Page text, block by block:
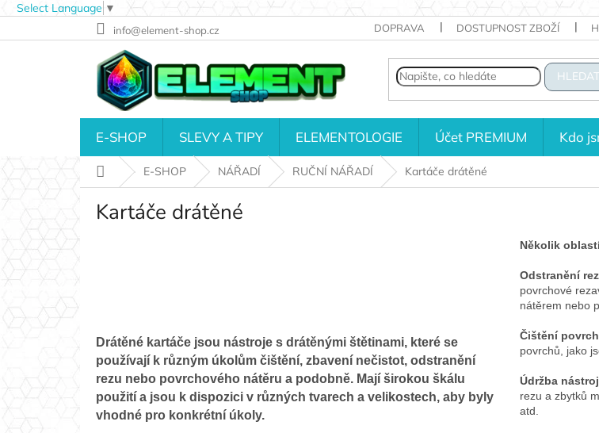
Select Language ▼
na
info@element-shop.cz DOPRAVA DOSTUPNOST ZBOŽÍ
HLEDAT
E-SHOP SLEVY A TIPY ELEMENTOLOGIE Účet PREMIUM Kdo
Domů E-SHOP NÁŘADÍ RUČNÍ NÁŘADÍ Kartáče drátěné
Kartáče drátěné
Drátěné kartáče jsou nástroje s drátěnými štětinami, které se
používají k různým úkolům čištění, zbavení nečistot, odstranění
rezu nebo povrchového nátěru a podobně. Mají širokou škálu
použití a jsou k dispozici v různých tvarech a velikostech, aby byly
vhodné pro konkrétní úkoly.
Několik
Odstranění
povrchové
nátěrem nebo
Čištění
povrchů, jako
Údržba
rezu a zbytků
atd.